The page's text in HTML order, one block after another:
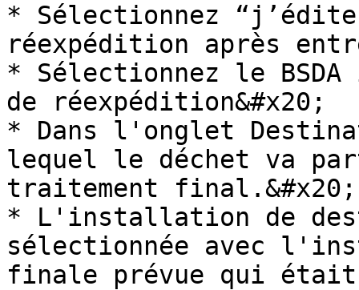
* Sélectionnez
réexpédition après
* Sélectionnez le
de réexpédition&#x20;
* Dans l'onglet
lequel le déchet va
traitement final.&#x20;
* L'installation de
sélectionnée avec
finale prévue qui était